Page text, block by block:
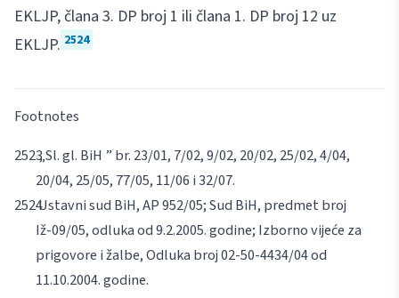
EKLJP, člana 3. DP broj 1 ili člana 1. DP broj 12 uz
EKLJP. 2524
Footnotes
„Sl. gl. BiH ” br. 23/01, 7/02, 9/02, 20/02, 25/02, 4/04,
20/04, 25/05, 77/05, 11/06 i 32/07.
Ustavni sud BiH, AP 952/05; Sud BiH, predmet broj
Iž-09/05, odluka od 9.2.2005. godine; Izborno vijeće za
prigovore i žalbe, Odluka broj 02-50-4434/04 od
11.10.2004. godine.